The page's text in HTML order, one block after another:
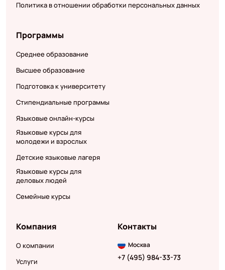
Политика в отношении обработки персональных данных
Программы
Среднее образование
Высшее образование
Подготовка к университету
Стипендиальные программы
Языковые онлайн-курсы
Языковые курсы для
молодежи и взрослых
Детские языковые лагеря
Языковые курсы для
деловых людей
Семейные курсы
Компания
О компании
Услуги
Контакты
Москва
+7 (495) 984-33-73